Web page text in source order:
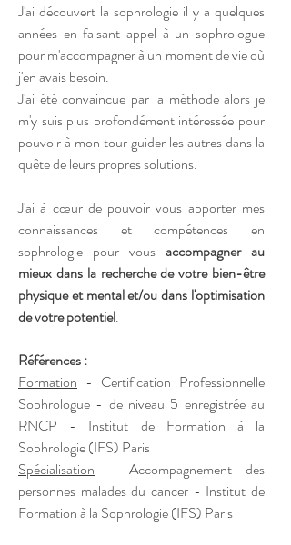
J'ai découvert la sophrologie il y a quelques
années en faisant appel à un sophrologue
pour m'accompagner à un moment de vie où
j'en avais besoin.
J'ai été convaincue par la méthode alors je
m'y suis plus profondément intéressée pour
pouvoir à mon tour guider les autres dans la
quête de leurs propres solutions.
J'ai à cœur de pouvoir vous apporter mes
connaissances et compétences en
sophrologie pour vous accompagner au
mieux dans la recherche de votre bien-être
physique et mental et/ou dans l'optimisation
de votre potentiel.
Références :
Formation - Certification Professionnelle
Sophrologue - de niveau 5 enregistrée au
RNCP - Institut de Formation à la
Sophrologie(IFS) Paris
Spécialisation - Accompagnement des
personnes malades du cancer - Institut de
Formation à la Sophrologie(IFS) Paris